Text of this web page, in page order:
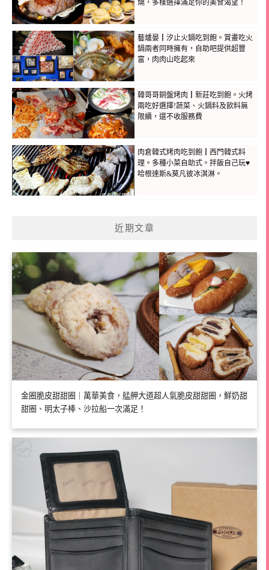
燒，多樣選擇滿足你的美食渴望！
藝爐晏┃汐止火鍋吃到飽。賞畫吃火
鍋兩者同時擁有，自助吧提供超豐
富，肉肉山吃起來
韓哥哥銅盤烤肉┃新莊吃到飽。火烤
兩吃好選擇!蔬菜、火鍋料及飲料無
限續，還不收服務費
肉倉韓式烤肉吃到飽┃西門韓式料
理。多種小菜自助式。拌飯自己玩♥
哈根達斯&莫凡彼冰淇淋。
近期文章
金圈脆皮甜甜圈｜萬華美食，艋舺大道超人氣脆皮甜甜圈，鮮奶甜
甜圈、明太子棒、沙拉船一次滿足！